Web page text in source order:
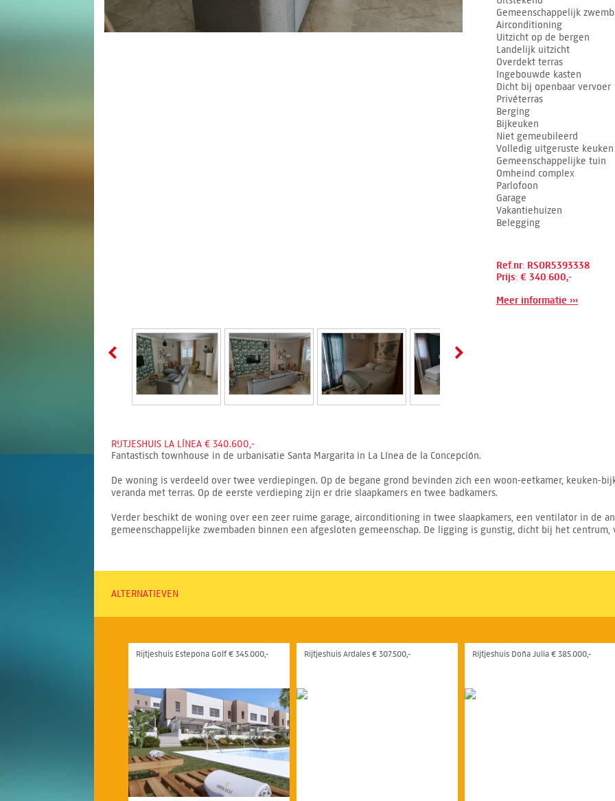
Gemeenschappelijk
Airconditioning
Uitzicht op de bergen
Landelijk uitzicht
Overdekt terras
Ingebouwde kasten
Dicht bij openbaar vervoer
Privéterras
Berging
Bijkeuken
Niet gemeubileerd
Volledig uitgeruste keuken
Gemeenschappelijke tuin
Omheind complex
Parlofoon
Garage
Vakantiehuizen
Belegging
Ref.nr: RSOR5393338
Prijs: € 340.600,-
Meer informatie ›››
RIJTJESHUIS LA LÍNEA € 340.600,-
Fantastisch townhouse in de urbanisatie Santa Margarita in La Línea de la Concepción.
De woning is verdeeld over twee verdiepingen. Op de begane grond bevinden zich een woon-eetkamer, keuken-
veranda met terras. Op de eerste verdieping zijn er drie slaapkamers en twee badkamers.
Verder beschikt de woning over een zeer ruime garage, airconditioning in twee slaapkamers, een ventilator in de
gemeenschappelijke zwembaden binnen een afgesloten gemeenschap. De ligging is gunstig, dicht bij het centrum,
ALTERNATIEVEN
Rijtjeshuis Estepona Golf € 345.000,- Rijtjeshuis Ardales € 307.500,- Rijtjeshuis Doña Julia € 385.000,-